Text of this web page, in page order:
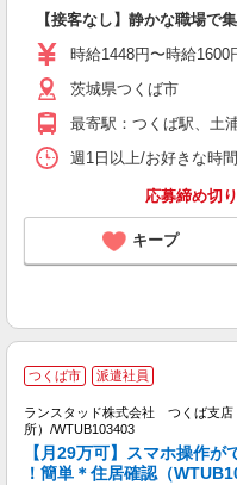
【接客なし】静かな職場で
時給1448円〜時給1600
茨城県つくば市
最寄駅：つくば駅、土
週1日以上/お好きな時
応募締め切
キープ
つくば市 派遣社員
ランスタッド株式会社 つくば支店
所）/WTUB103403
【月29万可】スマホ操作が
！簡単＊住居確認（